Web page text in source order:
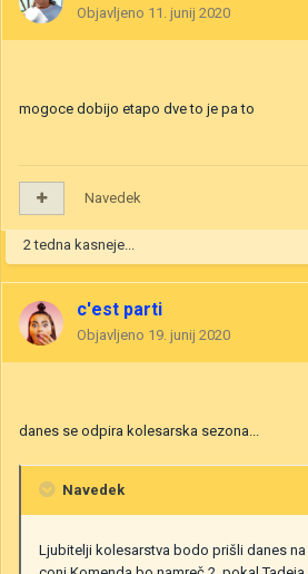
Objavljeno 11. junij 2020
mogoce dobijo etapo dve to je pa to
Navedek
2 tedna kasneje...
c'est parti
Objavljeno 19. junij 2020
danes se odpira kolesarska sezona...
Navedek
Ljubitelji kolesarstva bodo prišli danes